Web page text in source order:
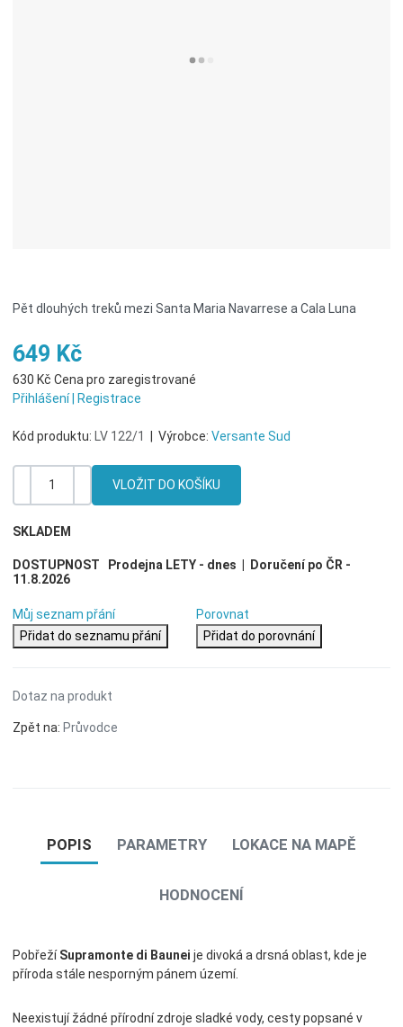
Pět dlouhých treků mezi Santa Maria Navarrese a Cala Luna
649 Kč
630 Kč Cena pro zaregistrované
Přihlášení
Registrace
Kód produktu: LV 122/1 Výrobce: Versante Sud
Množství
SKLADEM
DOSTUPNOST Prodejna LETY - dnes Doručení po ČR -
11.8.2026
Můj seznam přání
Přidat do seznamu přání
Porovnat
Přidat do porovnání
Dotaz na produkt
Zpět na: Průvodce
POPIS PARAMETRY LOKACE NA MAPĚ
HODNOCENÍ
PobřežíSupramonte di Baunei je divoká a drsná oblast, kde je
příroda stále nesporným pánem území.
Neexistují žádné přírodní zdroje sladké vody, cesty popsané v